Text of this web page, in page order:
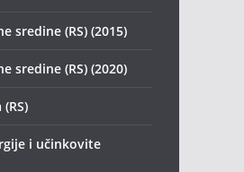
sredine (RS) (2015)
sredine (RS) (2020)
i učinkovite